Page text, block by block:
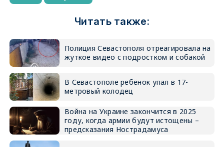
Читать также:
Полиция Севастополя отреагировала на
жуткое видео с подростком и собакой
В Севастополе ребёнок упал в 17-
метровый колодец
Война на Украине закончится в 2025
году, когда армии будут истощены –
предсказания Нострадамуса